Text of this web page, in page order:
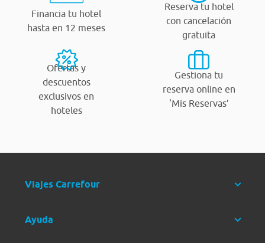
Financia tu hotel
hasta en 12 meses
Reserva tu hotel
con cancelación
gratuita
Ofertas y
descuentos
exclusivos en
hoteles
Gestiona tu
reserva online en
‘Mis Reservas’
Viajes Carrefour
Ayuda